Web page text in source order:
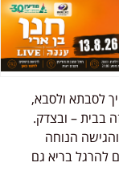
לסבתא ולסבא,
בבית – ובצדק.
הנוחה
להרגל בריא גם